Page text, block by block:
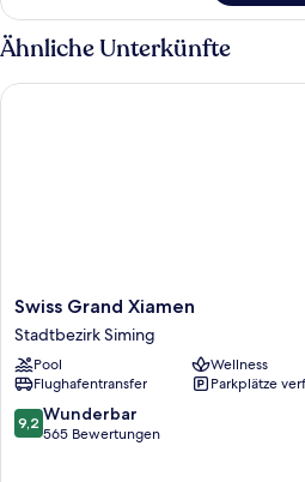
Dreibettzimmer
Ähnliche Unterkünfte
Swiss
Grand
Xiamen
Stadtbezirk
Siming
Swiss Grand Xiamen
Stadtbezirk Siming
Pool
Wellness
Flughafentransfer
Parkplätze
9.2
von
9,2 Wunderbar
565 Bewertungen
Swiss Grand Xiamen